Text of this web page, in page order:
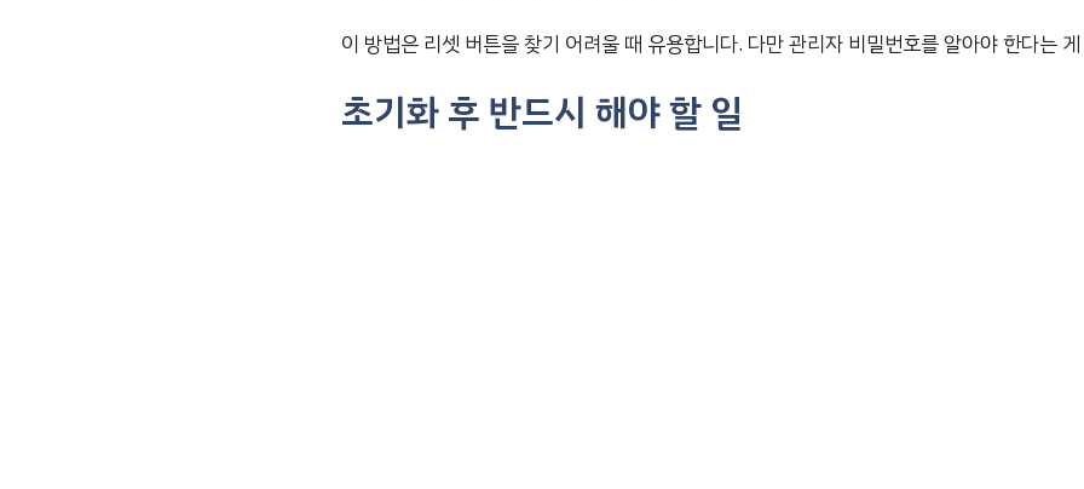
이 방법은 리셋 버튼을 찾기 어려울 때 유용합니다. 다만 관리자 비밀번호를 알아야 한다는
초기화 후 반드시 해야 할 일